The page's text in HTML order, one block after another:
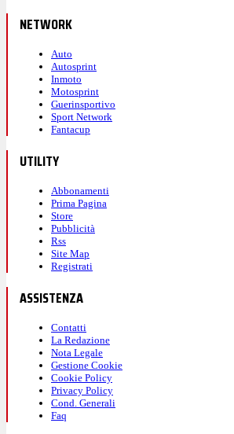
NETWORK
Auto
Autosprint
Inmoto
Motosprint
Guerinsportivo
Sport Network
Fantacup
UTILITY
Abbonamenti
Prima Pagina
Store
Pubblicità
Rss
Site Map
Registrati
ASSISTENZA
Contatti
La Redazione
Nota Legale
Gestione Cookie
Cookie Policy
Privacy Policy
Cond. Generali
Faq